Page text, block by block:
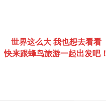
世界这么大 我也想去看看
快来跟蜂鸟旅游一起出发吧！